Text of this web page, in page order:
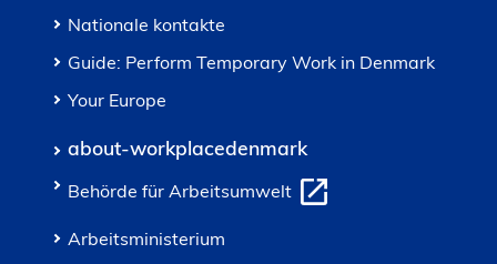
Nationale kontakte
Guide: Perform Temporary Work in Denmark
Your Europe
about-workplacedenmark
Behörde für Arbeitsumwelt
Arbeitsministerium